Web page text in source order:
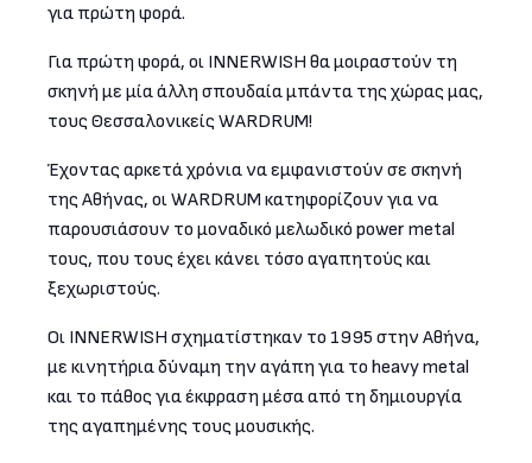
για πρώτη φορά.
Για πρώτη φορά, οι INNERWISH θα μοιραστούν τη
σκηνή με μία άλλη σπουδαία μπάντα της χώρας μας,
τους Θεσσαλονικείς WARDRUM!
Έχοντας αρκετά χρόνια να εμφανιστούν σε σκηνή
της Αθήνας, οι WARDRUM κατηφορίζουν για να
παρουσιάσουν το μοναδικό μελωδικό power metal
τους, που τους έχει κάνει τόσο αγαπητούς και
ξεχωριστούς.
Οι INNERWISH σχηματίστηκαν το 1995 στην Αθήνα,
με κινητήρια δύναμη την αγάπη για το heavy metal
και το πάθος για έκφραση μέσα από τη δημιουργία
της αγαπημένης τους μουσικής.